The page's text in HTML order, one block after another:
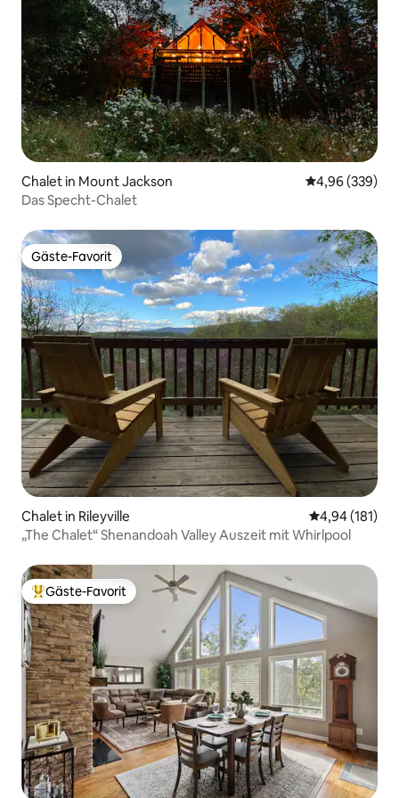
Chalet in Mount Jackson
4,96 (339)
Das Specht-Chalet
Gäste-Favorit
Gäste-Favorit
Chalet in Rileyville
4,94 (181)
„The Chalet“ Shenandoah Valley Auszeit mit Whirlpool
Beliebter Gäste-Favorit.
Gäste-Favorit